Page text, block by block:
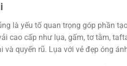
là yếu tố quan trọng góp phần
cao cấp như lụa, gấm, tơ tằm,
và quyến rũ. Lụa với vẻ đẹp óng